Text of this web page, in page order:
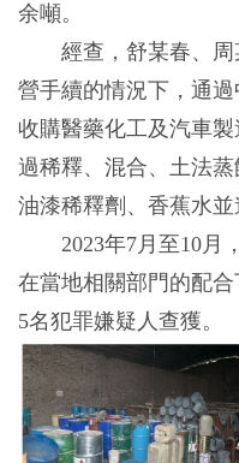
余噸。
經查，舒某春、周
營手續的情況下，通
收購醫藥化工及汽車
過稀釋、混合、土法
油漆稀釋劑、香蕉水並
2023年7月至10月，
在當地相關部門的配
5名犯罪嫌疑人查獲。